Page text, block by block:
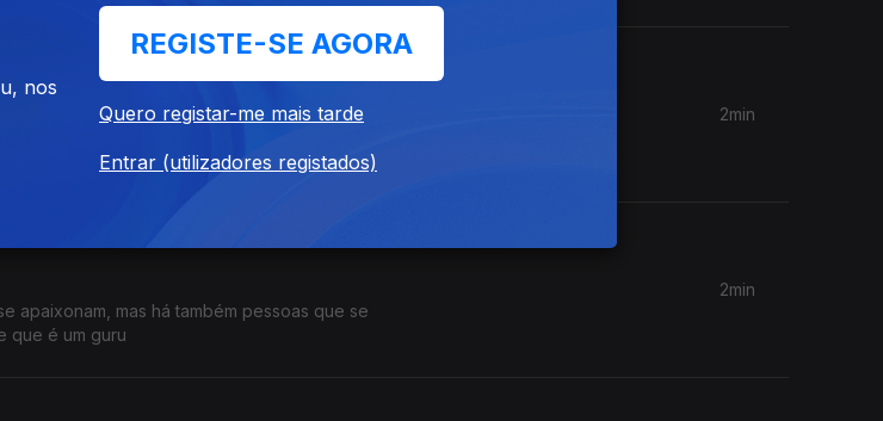
de vista. São dois poderosos talentos, irmãos de
2min
apaixonam, mas há também pessoas que se
que é um guru
2min
nos
REGISTE-SE AGORA
Quero registar-me mais tarde
Entrar (utilizadores registados)